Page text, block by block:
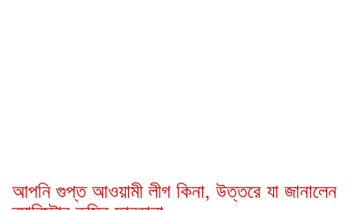
আপনি গুপ্ত আওয়ামী লীগ কিনা, উত্তরে যা জানালেন